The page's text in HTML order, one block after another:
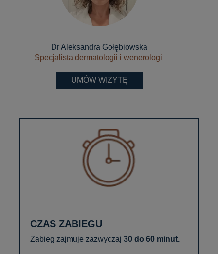
Dr Aleksandra Gołębiowska
Specjalista dermatologii i wenerologii
UMÓW WIZYTĘ
CZAS ZABIEGU
Zabieg zajmuje zazwyczaj 30 do 60 minut.